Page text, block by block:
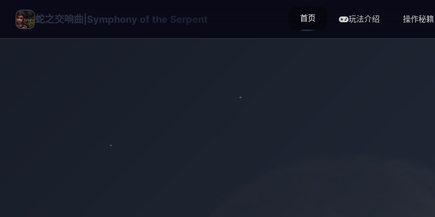
蛇之交响曲|Symphony of the Serpent 首页 玩法介绍 操作秘籍